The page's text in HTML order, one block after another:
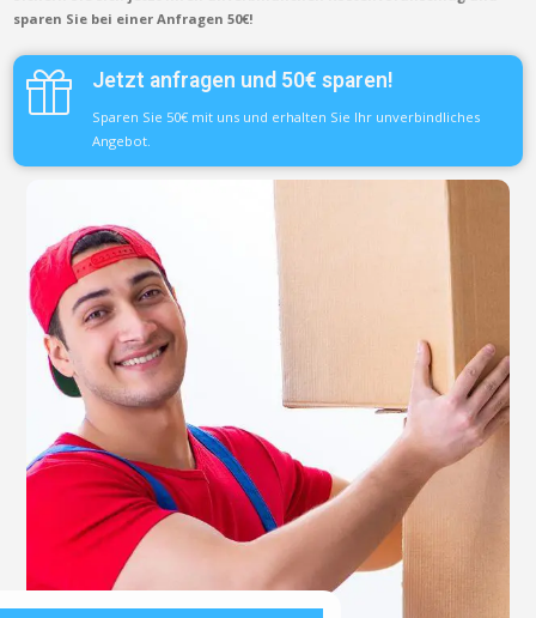
sparen Sie bei einer Anfragen 50€!
Jetzt anfragen und 50€ sparen!
Sparen Sie 50€ mit uns und erhalten Sie Ihr unverbindliches
Angebot.